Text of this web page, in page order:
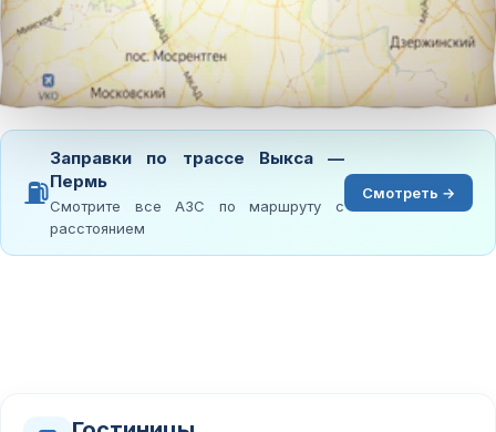
⛽
Заправки по трассе Выкса —
Пермь
Смотрите все АЗС по маршруту с
расстоянием
Смотреть →